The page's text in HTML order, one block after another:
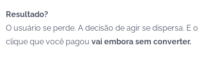
Resultado?
O usuário se perde. A decisão de agir se dispersa. E o
clique que você pagou vai embora sem converter.